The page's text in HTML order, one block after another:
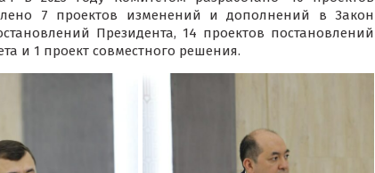
7 проектов изменений и дополнений в Закон
Президента, 14 проектов постановлений
и 1 проект совместного решения.